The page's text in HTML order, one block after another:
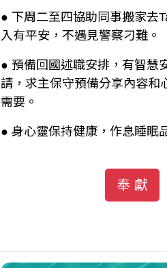
● 下周二至四協助同事搬家去
入有平安，不遇見警察刁難。
● 預備回國述職安排，有智慧
請，求主保守預備分享內容和
需要。
● 身心靈保持健康，作息睡眠
奉 獻